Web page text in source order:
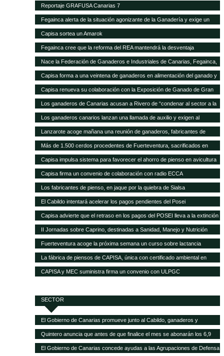
clientes
Reportaje GRAFUSA Canarias 7
Fegainca alerta de la situación agonizante de la Ganadería y exige un
reparto más justo del Posei
Capisa sortea un Amarok
Fegainca cree que la reforma del REA mantendrá la desventaja
competitiva de la producción ganadera canaria
Nace la Federación de Ganaderos e Industriales de Canarias, Fegainca,
que por vez primera aglutina los intereses del sector en el Archipiélago
Capisa forma a una veintena de ganaderos en alimentación del ganado y
manejo de explotaciones
Capisa renueva su colaboración con la Exposición de Ganado de Gran
Canaria en su edición 2013
Los ganaderos de Canarias acusan a Rivero de “condenar al sector a la
desaparición con su desprecio”
Los ganaderos canarios lanzan una llamada de auxilio y exigen al
Gobierno que abone la ayuda de Estado del Posei
Lanzarote acoge mañana una reunión de ganaderos, fabricantes de
pienso y empresas transformadoras de leche para analizar la crisis del
sector
Más de 1.500 cerdos procedentes de Fuerteventura, sacrificados en
Gran Canaria por la mala gestión del matadero insular
Capisa impulsa sistema para favorecer el ahorro de pienso en avicultura
Capisa firma un convenio de colaboración con radio ECCA
Los fabricantes de pienso, en jaque por la quiebra de Sialsa
El Cabildo intentará acelerar los pagos pendientes del Posei
Capisa advierte que el retraso en los pagos del POSEI lleva a la extinción
al sector ganadero
II Jornadas sobre Caprino, destinadas a Sanidad, Manejo y Nutrición
Fuerteventura acoge la próxima semana un curso sobre lactancia
artificial en el sector caprino
La fábrica de piensos de CAPISA, única con certificado ambiental en
Canarias
CAPISA y MEC suministra firma un convenio con ULPGC
SECTOR
El Gobierno de Canarias promueve junto al Cabildo, ganaderos y
queseros de Tenerife el fomento de la producción local de forrajes
Quintero anuncia que antes de que finalice el mes se abonarán los 6,9
millones del POSEI adicional de la campaña 2015
El Gobierno de Canarias concede ayudas a las Agrupaciones de Defensa